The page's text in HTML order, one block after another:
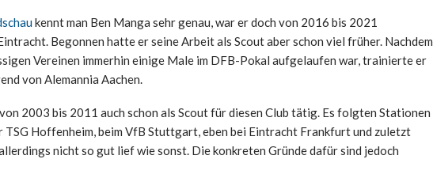
kennt man Ben Manga sehr genau, war er doch von 2016 bis 2021
Begonnen hatte er seine Arbeit als Scout aber schon viel früher. Nachdem
Vereinen immerhin einige Male im DFB-Pokal aufgelaufen war, trainierte er
von Alemannia Aachen.
2003 bis 2011 auch schon als Scout für diesen Club tätig. Es folgten Stationen
TSG Hoffenheim, beim VfB Stuttgart, eben bei Eintracht Frankfurt und zuletzt
nicht so gut lief wie sonst. Die konkreten Gründe dafür sind jedoch